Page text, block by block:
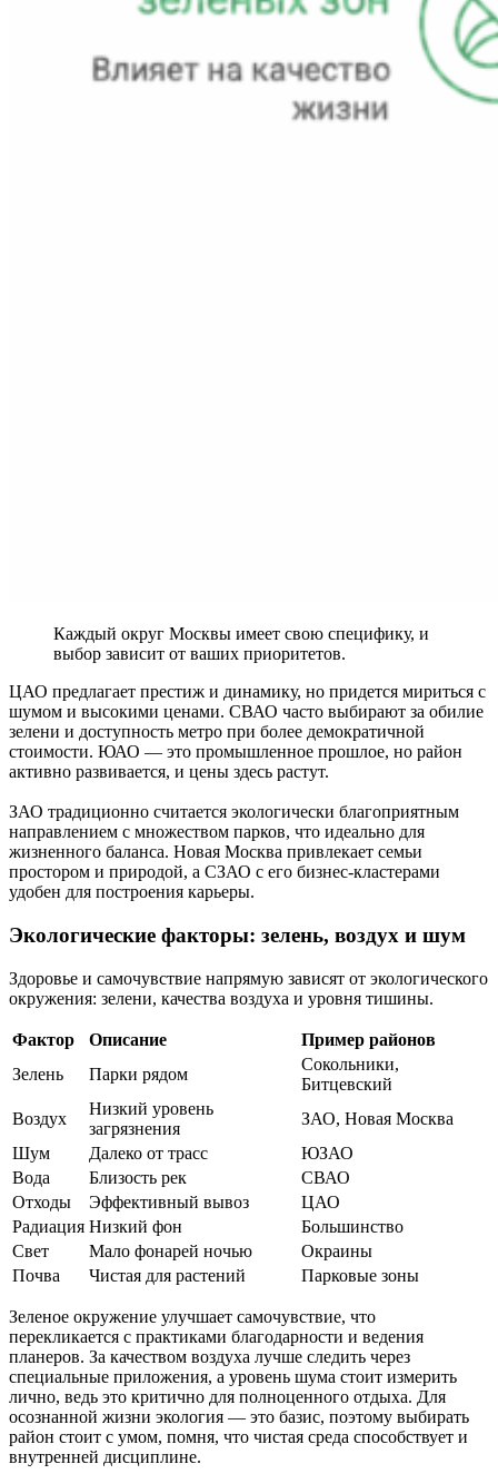
Каждый округ Москвы имеет свою специфику, и
выбор зависит от ваших приоритетов.
ЦАО предлагает престиж и динамику, но придется мириться с
шумом и высокими ценами. СВАО часто выбирают за обилие
зелени и доступность метро при более демократичной
стоимости. ЮАО — это промышленное прошлое, но район
активно развивается, и цены здесь растут.
ЗАО традиционно считается экологически благоприятным
направлением с множеством парков, что идеально для
жизненного баланса. Новая Москва привлекает семьи
простором и природой, а СЗАО с его бизнес-кластерами
удобен для построения карьеры.
Экологические факторы: зелень, воздух и шум
Здоровье и самочувствие напрямую зависят от экологического
окружения: зелени, качества воздуха и уровня тишины.
Фактор Описание
Пример районов
Зелень
Парки рядом
Сокольники,
Битцевский
Воздух
Низкий уровень
загрязнения
ЗАО, Новая Москва
Шум
Далеко от трасс
ЮЗАО
Вода
Близость рек
СВАО
Отходы
Эффективный вывоз
ЦАО
Радиация Низкий фон
Большинство
Свет
Мало фонарей ночью
Окраины
Почва
Чистая для растений Парковые зоны
Зеленое окружение улучшает самочувствие, что
перекликается с практиками благодарности и ведения
планеров. За качеством воздуха лучше следить через
специальные приложения, а уровень шума стоит измерить
лично, ведь это критично для полноценного отдыха. Для
осознанной жизни экология — это базис, поэтому выбирать
район стоит с умом, помня, что чистая среда способствует и
внутренней дисциплине.